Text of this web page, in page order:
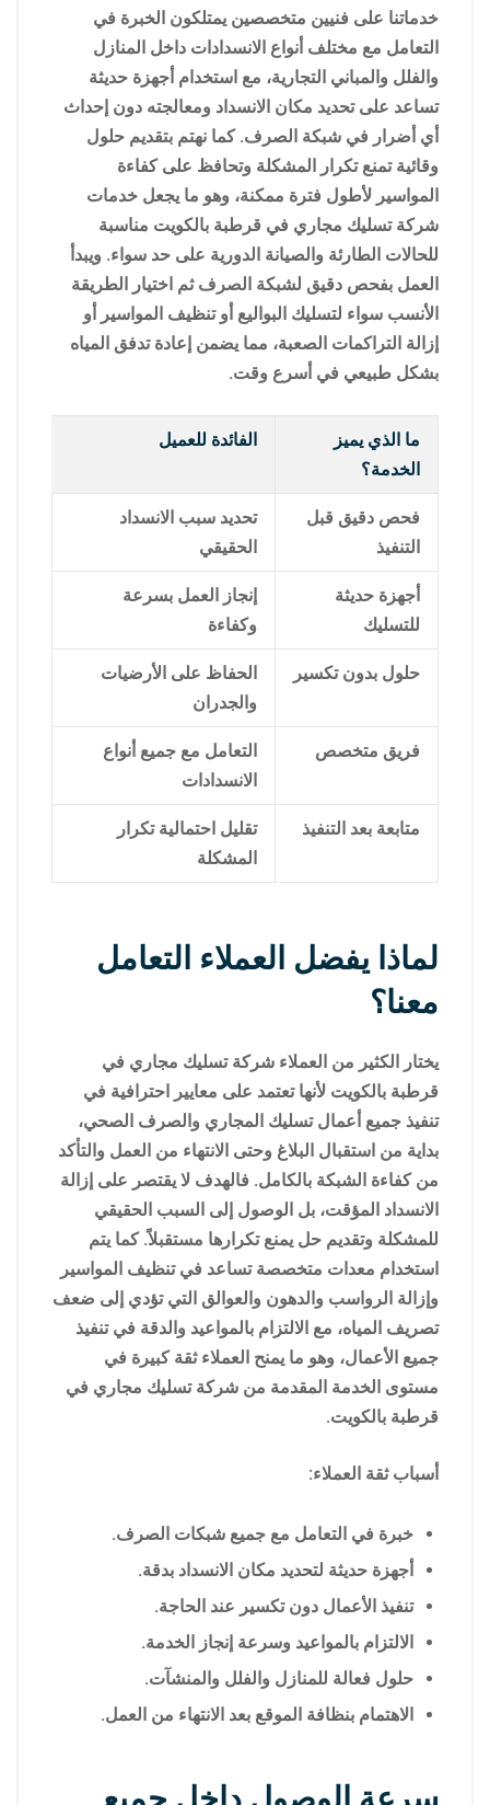
خدماتنا على فنيين متخصصين يمتلكون الخبرة في
التعامل مع مختلف أنواع الانسدادات داخل المنازل
والفلل والمباني التجارية، مع استخدام أجهزة حديثة
تساعد على تحديد مكان الانسداد ومعالجته دون إحداث
أي أضرار في شبكة الصرف. كما نهتم بتقديم حلول
وقائية تمنع تكرار المشكلة وتحافظ على كفاءة
المواسير لأطول فترة ممكنة، وهو ما يجعل خدمات
شركة تسليك مجاري في قرطبة بالكويت مناسبة
للحالات الطارئة والصيانة الدورية على حد سواء. ويبدأ
العمل بفحص دقيق لشبكة الصرف ثم اختيار الطريقة
الأنسب سواء لتسليك البواليع أو تنظيف المواسير أو
إزالة التراكمات الصعبة، مما يضمن إعادة تدفق المياه
بشكل طبيعي في أسرع وقت.
ما الذي يميز
الخدمة؟
الفائدة للعميل
فحص دقيق قبل
التنفيذ
تحديد سبب الانسداد
الحقيقي
أجهزة حديثة
للتسليك
إنجاز العمل بسرعة
وكفاءة
حلول بدون تكسير
الحفاظ على الأرضيات
والجدران
فريق متخصص
التعامل مع جميع أنواع
الانسدادات
متابعة بعد التنفيذ
تقليل احتمالية تكرار
المشكلة
لماذا يفضل العملاء التعامل
معنا؟
يختار الكثير من العملاء شركة تسليك مجاري في
قرطبة بالكويت لأنها تعتمد على معايير احترافية في
تنفيذ جميع أعمال تسليك المجاري والصرف الصحي،
بداية من استقبال البلاغ وحتى الانتهاء من العمل والتأكد
من كفاءة الشبكة بالكامل. فالهدف لا يقتصر على إزالة
الانسداد المؤقت، بل الوصول إلى السبب الحقيقي
للمشكلة وتقديم حل يمنع تكرارها مستقبلاً. كما يتم
استخدام معدات متخصصة تساعد في تنظيف المواسير
وإزالة الرواسب والدهون والعوالق التي تؤدي إلى ضعف
تصريف المياه، مع الالتزام بالمواعيد والدقة في تنفيذ
جميع الأعمال، وهو ما يمنح العملاء ثقة كبيرة في
مستوى الخدمة المقدمة من شركة تسليك مجاري في
قرطبة بالكويت.
أسباب ثقة العملاء:
خبرة في التعامل مع جميع شبكات الصرف.
أجهزة حديثة لتحديد مكان الانسداد بدقة.
تنفيذ الأعمال دون تكسير عند الحاجة.
الالتزام بالمواعيد وسرعة إنجاز الخدمة.
حلول فعالة للمنازل والفلل والمنشآت.
الاهتمام بنظافة الموقع بعد الانتهاء من العمل.